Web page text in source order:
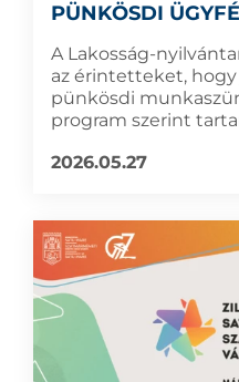
PÜNKÖSDI
A Lakosság-
az érintetteket, hogy
pünkösdi
program szerint
2026.05.27